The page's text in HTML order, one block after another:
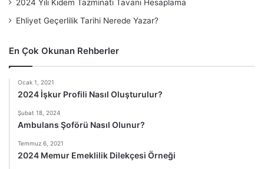
2024 Yılı Kıdem Tazminatı Tavanı Hesaplama
Ehliyet Geçerlilik Tarihi Nerede Yazar?
En Çok Okunan Rehberler
Ocak 1, 2021
2024 İşkur Profili Nasıl Oluşturulur?
Şubat 18, 2024
Ambulans Şoförü Nasıl Olunur?
Temmuz 6, 2021
2024 Memur Emeklilik Dilekçesi Örneği